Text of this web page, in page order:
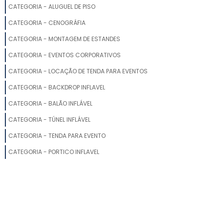
LOCAÇÃO DE TENDAS E COBERTURAS
ALUGUEL TENDAS PARA EVENTOS
ALUGUEL DE TENDAS PARA CASAMENTO EM CAMPINAS
ALUGUEL DE TENDAS PARA FESTAS EM ITU
ALUGUEL DE TENDAS PARA CASAMENTO PREÇO
CATEGORIA - ALUGUEL DE PISO
CATEGORIA - CENOGRÁFIA
CATEGORIA - MONTAGEM DE ESTANDES
CATEGORIA - EVENTOS CORPORATIVOS
CATEGORIA - LOCAÇÃO DE TENDA PARA EVENTOS
CATEGORIA - BACKDROP INFLAVEL
CATEGORIA - BALÃO INFLÁVEL
CATEGORIA - TÚNEL INFLÁVEL
CATEGORIA - TENDA PARA EVENTO
CATEGORIA - PORTICO INFLAVEL